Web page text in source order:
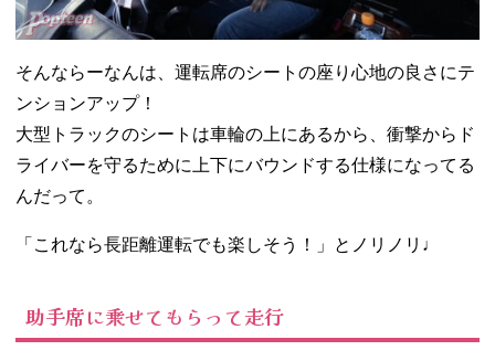
そんならーなんは、運転席のシートの座り心地の良さにテ
ンションアップ！
大型トラックのシートは車輪の上にあるから、衝撃からド
ライバーを守るために上下にバウンドする仕様になってる
んだって。
「これなら長距離運転でも楽しそう！」とノリノリ♩
助手席に乗せてもらって走行